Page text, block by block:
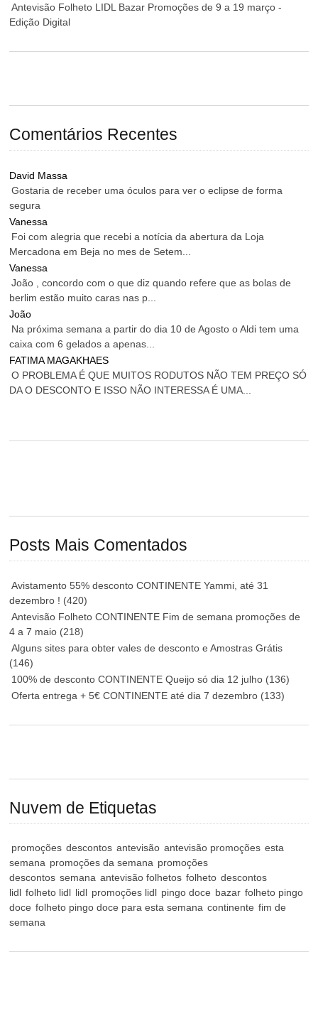
Antevisão Folheto LIDL Bazar Promoções de 9 a 19 março -
Edição Digital
Comentários Recentes
David Massa
Gostaria de receber uma óculos para ver o eclipse de forma
segura
Vanessa
Foi com alegria que recebi a notícia da abertura da Loja
Mercadona em Beja no mes de Setem...
Vanessa
João , concordo com o que diz quando refere que as bolas de
berlim estão muito caras nas p...
João
Na próxima semana a partir do dia 10 de Agosto o Aldi tem uma
caixa com 6 gelados a apenas...
FATIMA MAGAKHAES
O PROBLEMA É QUE MUITOS RODUTOS NÃO TEM PREÇO SÓ
DA O DESCONTO E ISSO NÃO INTERESSA É UMA...
Posts Mais Comentados
Avistamento 55% desconto CONTINENTE Yammi, até 31
dezembro ! (420)
Antevisão Folheto CONTINENTE Fim de semana promoções de
4 a 7 maio (218)
Alguns sites para obter vales de desconto e Amostras Grátis
(146)
100% de desconto CONTINENTE Queijo só dia 12 julho (136)
Oferta entrega + 5€ CONTINENTE até dia 7 dezembro (133)
Nuvem de Etiquetas
promoções descontos antevisão antevisão promoções esta
semana promoções da semana promoções
descontos semana antevisão folhetos folheto descontos
lidl folheto lidl lidl promoções lidl pingo doce bazar folheto pingo
doce folheto pingo doce para esta semana continente fim de
semana